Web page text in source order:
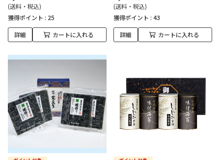
(送料・税込)
獲得ポイント : 25
詳細 カートに入れる
(送料・税込)
獲得ポイント : 43
詳細 カートに入れる